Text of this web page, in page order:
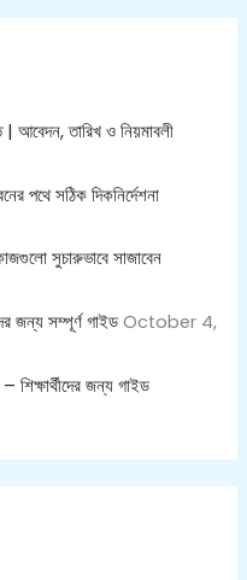
| আবেদন, তারিখ ও নিয়মাবলী
পথে সঠিক দিকনির্দেশনা
সুচারুভাবে সাজাবেন
জন্য সম্পূর্ণ গাইড October 4,
শিক্ষার্থীদের জন্য গাইড